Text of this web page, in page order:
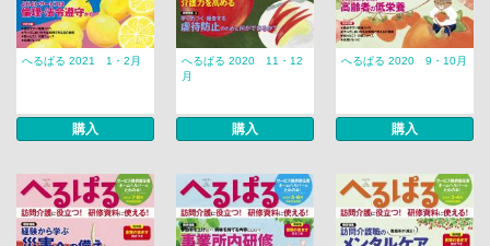
へるぱる 2021 1・2月
購入
へるぱる 2020 11・12
月
購入
へるぱる 2020 9・10月
購入